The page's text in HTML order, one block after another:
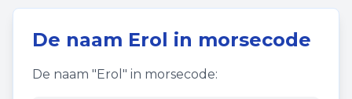
De naam Erol in morsecode
De naam "Erol " in morsecode: